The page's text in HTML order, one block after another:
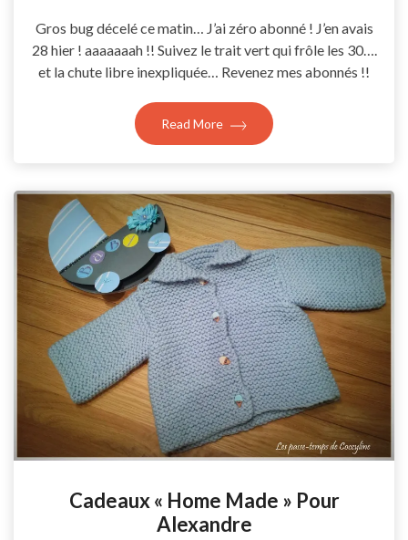
Gros bug décelé ce matin… J’ai zéro abonné ! J’en avais
28 hier ! aaaaaaah !! Suivez le trait vert qui frôle les 30….
et la chute libre inexpliquée… Revenez mes abonnés !!
Read More
Cadeaux « Home Made » Pour
Alexandre